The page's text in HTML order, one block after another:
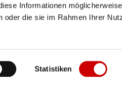
Informationen
die sie im Rahmen Ihrer
Statistiken
Über uns
Events